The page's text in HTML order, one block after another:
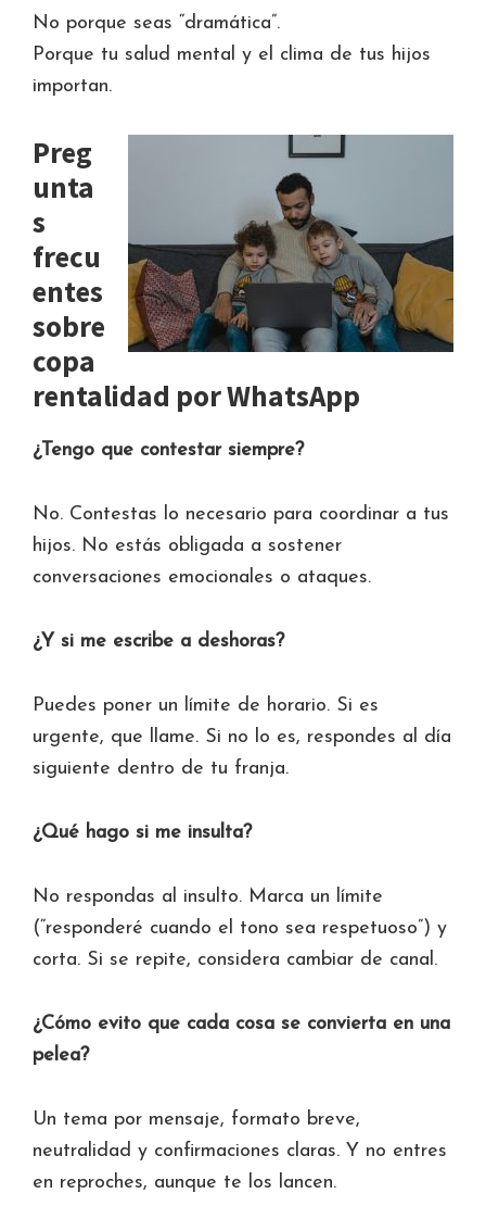
No porque seas “dramática”.
Porque tu salud mental y el clima de tus hijos
importan.
Preg
unta
s
frecu
entes
sobre
copa
rentalidad por WhatsApp
¿Tengo que contestar siempre?
No. Contestas lo necesario para coordinar a tus
hijos. No estás obligada a sostener
conversaciones emocionales o ataques.
¿Y si me escribe a deshoras?
Puedes poner un límite de horario. Si es
urgente, que llame. Si no lo es, respondes al día
siguiente dentro de tu franja.
¿Qué hago si me insulta?
No respondas al insulto. Marca un límite
(“responderé cuando el tono sea respetuoso”) y
corta. Si se repite, considera cambiar de canal.
¿Cómo evito que cada cosa se convierta en una
pelea?
Un tema por mensaje, formato breve,
neutralidad y confirmaciones claras. Y no entres
en reproches, aunque te los lancen.